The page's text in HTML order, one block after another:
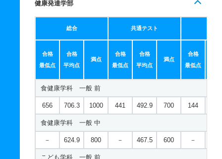
健康発達学部
総合 共通テスト
合格
最低点
合格
平均点
満点
合格
最低点
合格
平均点
満点
合格
最低点
食健康学科 一般 前
656 706.3 1000 441 492.9 700 144
食健康学科 一般 中
－ 624.9 800 － 467.5 600 －
こども学科 一般 前